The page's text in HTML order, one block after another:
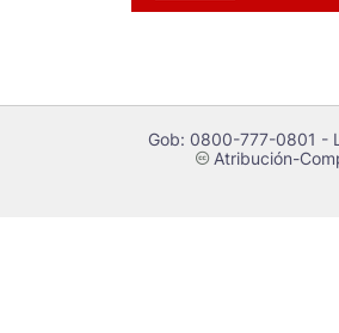
Gob: 0800-777-0801 -
cAtribución-